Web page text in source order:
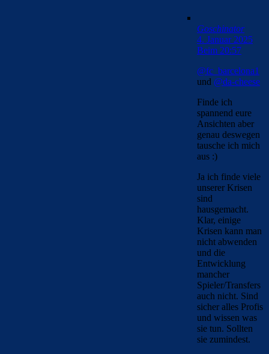
Goschinator
4. Januar 2025
Beim 20:57
@fc_barcelona1
und @da-cheese
Finde ich
spannend eure
Ansichten aber
genau deswegen
tausche ich mich
aus :)
Ja ich finde viele
unserer Krisen
sind
hausgemacht.
Klar, einige
Krisen kann man
nicht abwenden
und die
Entwicklung
mancher
Spieler/Transfers
auch nicht. Sind
sicher alles Profis
und wissen was
sie tun. Sollten
sie zumindest.